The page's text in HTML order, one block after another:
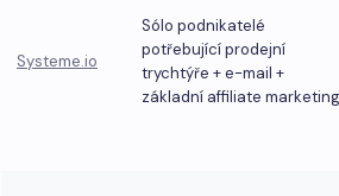
Systeme.io
Sólo podnikatelé
potřebující prodejní
trychtýře + e-mail +
základní affiliate marketing